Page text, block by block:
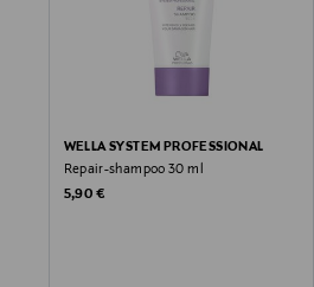
WELLA SYSTEM PROFESSIONAL
Repair-shampoo 30 ml
Original Price
5,90 €